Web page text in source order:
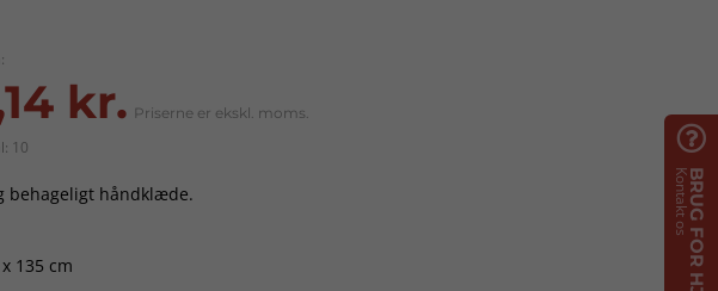
kr. Priserne er ekskl. moms.
10
behageligt håndklæde.
135 cm

Kontakt os